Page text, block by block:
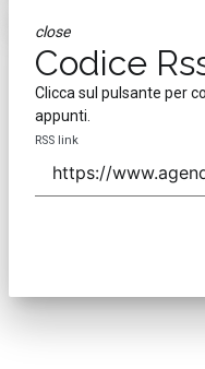
close
Codice
Clicca sul pulsante per
appunti.
RSS link